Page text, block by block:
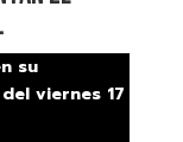
su
viernes 17